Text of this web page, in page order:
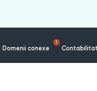
Domenii conexe
1